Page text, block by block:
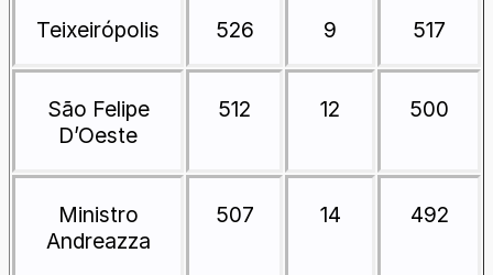
Teixeirópolis 526 9 517
São Felipe
D’Oeste
512 12 500
Ministro
Andreazza
507 14 492